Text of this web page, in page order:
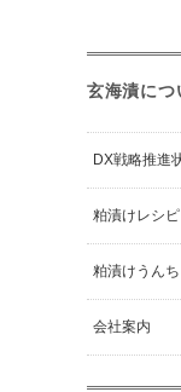
玄海漬につ
DX戦略推進
粕漬けレシピ
粕漬けうん
会社案内